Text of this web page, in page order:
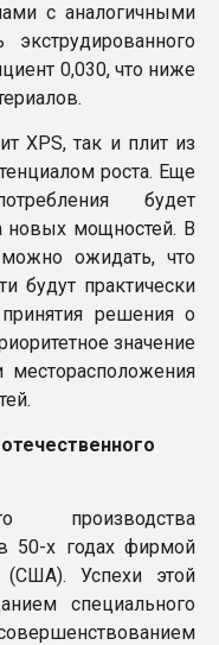
с аналогичными
экструдированного
0,030, что ниже
XPS, так и плит из
роста. Еще
будет
новых мощностей. В
ожидать, что
будут практически
решения о
значение
месторасположения
производства
в 50-х годах фирмой
(США). Успехи этой
специального